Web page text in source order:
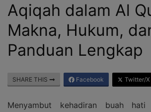
Aqiqah dalam Al
Makna, Hukum,
Panduan Lengkap
SHARE THIS Facebook Twitter/X
Menyambut kehadiran buah